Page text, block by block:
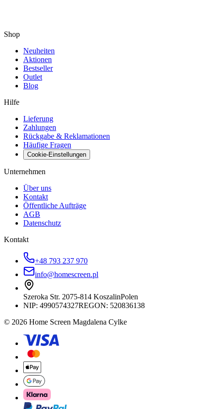
Shop
Neuheiten
Aktionen
Bestseller
Outlet
Blog
Hilfe
Lieferung
Zahlungen
Rückgabe & Reklamationen
Häufige Fragen
Cookie-Einstellungen
Unternehmen
Über uns
Kontakt
Öffentliche Aufträge
AGB
Datenschutz
Kontakt
+48 793 237 970
info@homescreen.pl
Szeroka Str. 2075-814 KoszalinPolen
NIP: 4990574327REGON: 520836138
© 2026 Home Screen Magdalena Cylke